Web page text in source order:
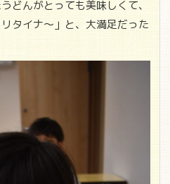
どんがとっても美味しくて、
タイナ～」と、大満足だった